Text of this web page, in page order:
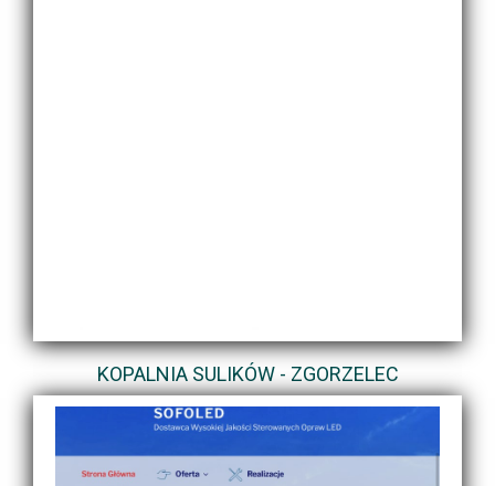
KOPALNIA SULIKÓW - ZGORZELEC